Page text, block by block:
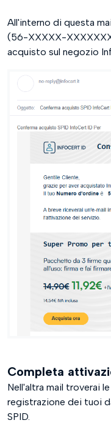
All'interno di questa
(56-XXXXX-
acquisto sul negozio
Completa
Nell'altra mail troverai
registrazione dei tuoi
SPID.